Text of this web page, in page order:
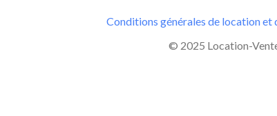
Conditions générales de location et
© 2025 Location-